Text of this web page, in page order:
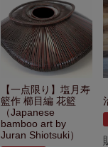
【一点限り】塩月寿
籃作 櫛目編 花籃
（Japanese
bamboo art by
Juran Shiotsuki）